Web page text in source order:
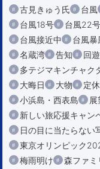
古見きゅう氏
台風
台風18号
台風22号
台風接近中
台風暴
名蔵湾
告知 回
多テジマキンチャク
大晦日
大物 定
小浜島・西表島
展
新しい旅応援キャン
日の目に当たらない
東京オリンピック
梅雨明け
森ファミ